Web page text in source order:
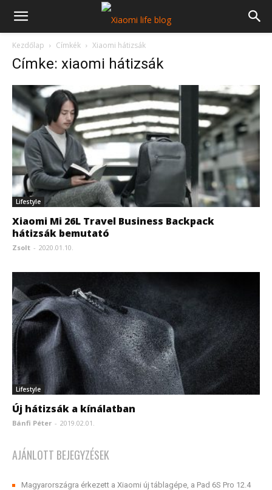
Kezdőlap Címkék Xiaomi hátizsák
Címke: xiaomi hátizsák
Lifestyle
Xiaomi Mi 26L Travel Business Backpack
hátizsák bemutató
Zsolt - 2020.01.10.
Lifestyle
Új hátizsák a kínálatban
Bánfi Péter - 2019.02.01.
AJÁNLOTT BEJEGYZÉSEK
Magyarországra érkezett a Xiaomi új táblagépe, a Pad 6S Pro 12.4